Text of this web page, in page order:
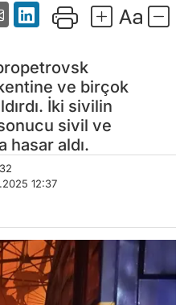
ve birçok
İki sivilin
sonucu sivil ve
hasar aldı.
12:37